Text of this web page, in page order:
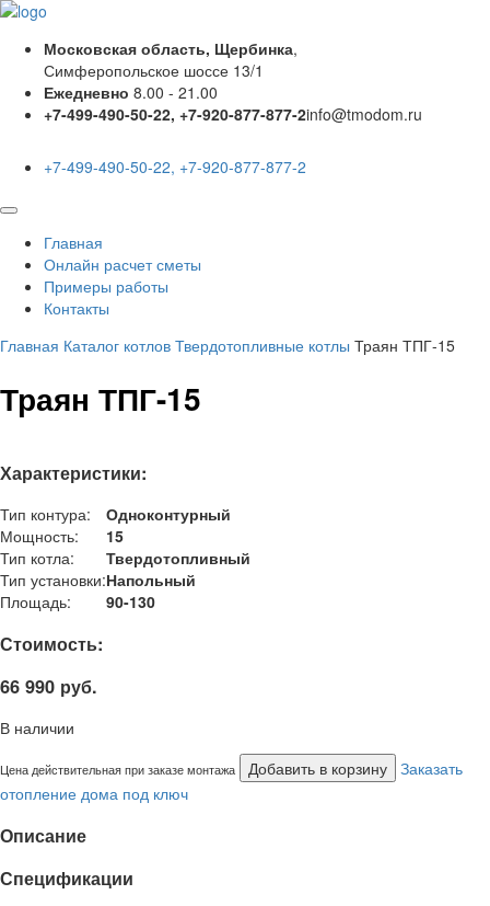
Московская область, Щербинка,
Симферопольское шоссе 13/1
Ежедневно 8.00 - 21.00
+7-499-490-50-22, +7-920-877-877-2info@tmodom.ru
+7-499-490-50-22, +7-920-877-877-2
Главная
Онлайн расчет сметы
Примеры работы
Контакты
Главная Каталог котлов Твердотопливные котлы Траян ТПГ-15
Траян ТПГ-15
Характеристики:
Тип контура:
Одноконтурный
Мощность:
15
Тип котла:
Твердотопливный
Тип установки:Напольный
Площадь:
90-130
Стоимость:
66 990 руб.
В наличии
Цена действительная при заказе монтажа Добавить в корзину Заказать
отопление дома под ключ
Описание
Спецификации